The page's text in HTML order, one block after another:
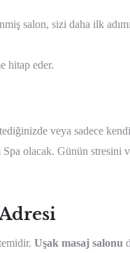
salon, sizi daha ilk
hitap eder.
veya sadece
olacak. Günün stresini
Uşak masaj salonu